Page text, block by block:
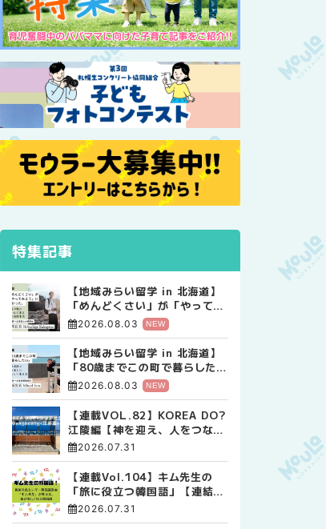
特集記事
【地域みらい留学 in 北海道】
「めんどくさい」が「やってみ
よう」に変わった。 十勝の風
に吹かれて走る、僕の泥臭くて
自由な高校生活
2026.08.03 NEW
【地域みらい留学 in 北海道】
「80歳までこの町で暮らした
い」 標津高校で踏み出した、
私らしい生き方
2026.08.03 NEW
【連載VOL.82】KOREA DO?
江陵編【神を迎え、人をつなぐ
時間 ― 江陵端午祭 】
2026.07.31
【連載Vol.104】キム先生の
「旅に役立つ韓国語」【連結語
尾について その4】
2026.07.31